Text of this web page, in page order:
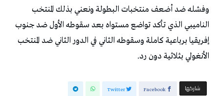
وفشله ضد أضعف منتخبات البطولة ونعني بذلك المنتخب
الناميبي الذي تأكد تواضع مستواه بعد سقوطه الأول ضد جنوب
إفريقيا برباعية كاملة وسقوطه الثاني في الدور الثاني ضد المنتخب
الأنغولي بثلاثية دون رد.
‫‫ شاركها‬ Facebook
Twitter